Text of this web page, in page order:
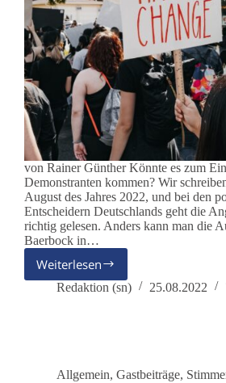
von Rainer Günther Könnte es zum
Demonstranten kommen? Wir
August des Jahres 2022, und bei den
Entscheidern Deutschlands geht die
richtig gelesen. Anders kann man die
Baerbock in…
WeiterlesenHeimatschutzregimenter
als
Redaktion (sn) 25.08.2022
Allgemein, Gastbeiträge,